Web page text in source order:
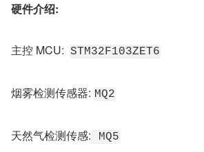
硬件介绍:
主控 MCU: STM32F103ZET6
烟雾检测传感器: MQ2
天然气检测传感: MQ5